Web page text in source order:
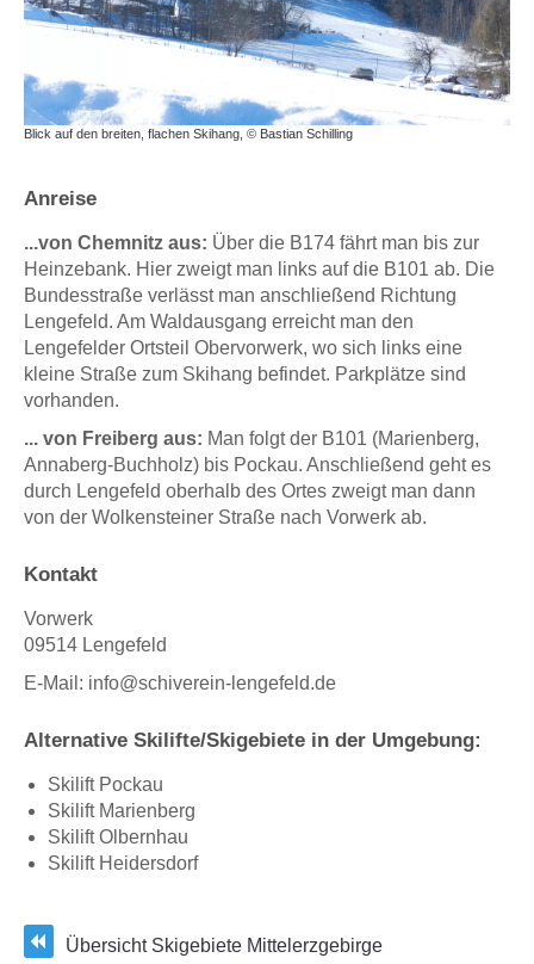
Blick auf den breiten, flachen Skihang, © Bastian Schilling
Anreise
...von Chemnitz aus: Über die B174 fährt man bis zur
Heinzebank. Hier zweigt man links auf die B101 ab. Die
Bundesstraße verlässt man anschließend Richtung
Lengefeld. Am Waldausgang erreicht man den
Lengefelder Ortsteil Obervorwerk, wo sich links eine
kleine Straße zum Skihang befindet. Parkplätze sind
vorhanden.
... von Freiberg aus: Man folgt der B101 (Marienberg,
Annaberg-Buchholz) bis Pockau. Anschließend geht es
durch Lengefeld oberhalb des Ortes zweigt man dann
von der Wolkensteiner Straße nach Vorwerk ab.
Kontakt
Vorwerk
09514 Lengefeld
E-Mail: info@schiverein-lengefeld.de
Alternative Skilifte/Skigebiete in der Umgebung:
Skilift Pockau
Skilift Marienberg
Skilift Olbernhau
Skilift Heidersdorf
Übersicht Skigebiete Mittelerzgebirge